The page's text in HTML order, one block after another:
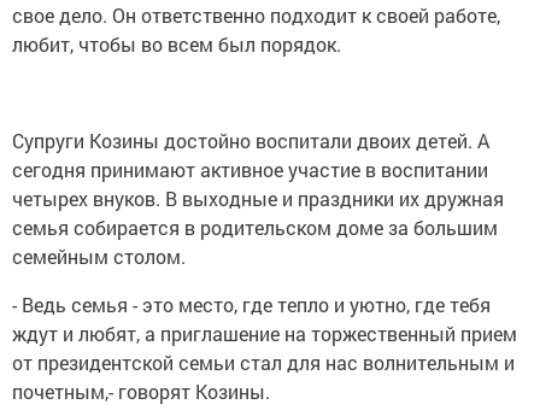
свое дело. Он ответственно подходит к своей работе,
любит, чтобы во всем был порядок.
Супруги Козины достойно воспитали двоих детей. А
сегодня принимают активное участие в воспитании
четырех внуков. В выходные и праздники их дружная
семья собирается в родительском доме за большим
семейным столом.
- Ведь семья - это место, где тепло и уютно, где тебя
ждут и любят, а приглашение на торжественный прием
от президентской семьи стал для нас волнительным и
почетным,- говорят Козины.